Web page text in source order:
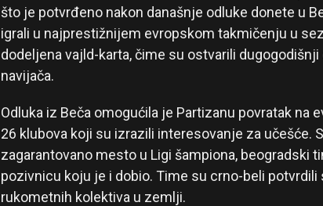
što je potvrđeno nakon današnje odluke donete u
igrali u najprestižnijem evropskom takmičenju u
dodeljena vajld-karta, čime su ostvarili
navijača.
Odluka iz Beča omogućila je Partizanu povratak na
26 klubova koji su izrazili interesovanje za učešće.
zagarantovano mesto u Ligi šampiona, beogradski
pozivnicu koju je i dobio. Time su crno-beli
rukometnih kolektiva u zemlji.